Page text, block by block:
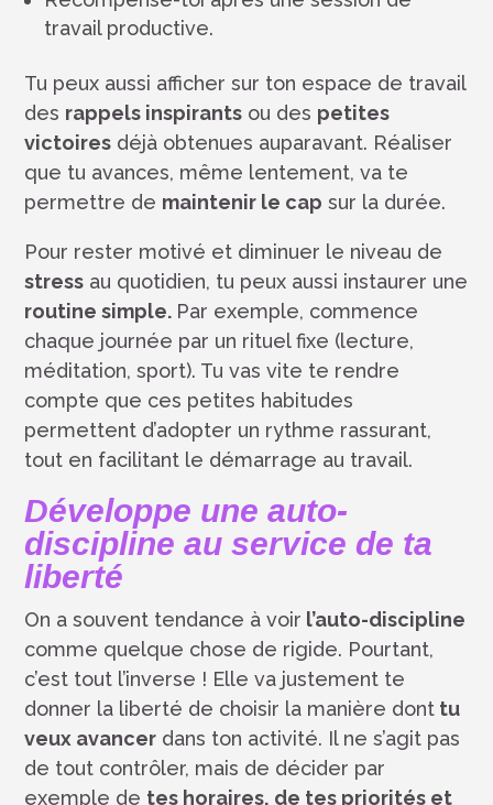
travail productive.
Tu peux aussi afficher sur ton espace de travail
des rappels inspirants ou des petites
victoires déjà obtenues auparavant. Réaliser
que tu avances, même lentement, va te
permettre de maintenir le cap sur la durée.
Pour rester motivé et diminuer le niveau de
stress au quotidien, tu peux aussi instaurer une
routine simple. Par exemple, commence
chaque journée par un rituel fixe (lecture,
méditation, sport). Tu vas vite te rendre
compte que ces petites habitudes
permettent d’adopter un rythme rassurant,
tout en facilitant le démarrage au travail.
Développe une auto-
discipline au service de ta
liberté
On a souvent tendance à voir l’auto-discipline
comme quelque chose de rigide. Pourtant,
c’est tout l’inverse ! Elle va justement te
donner la liberté de choisir la manière dont tu
veux avancer dans ton activité. Il ne s’agit pas
de tout contrôler, mais de décider par
exemple de tes horaires, de tes priorités et